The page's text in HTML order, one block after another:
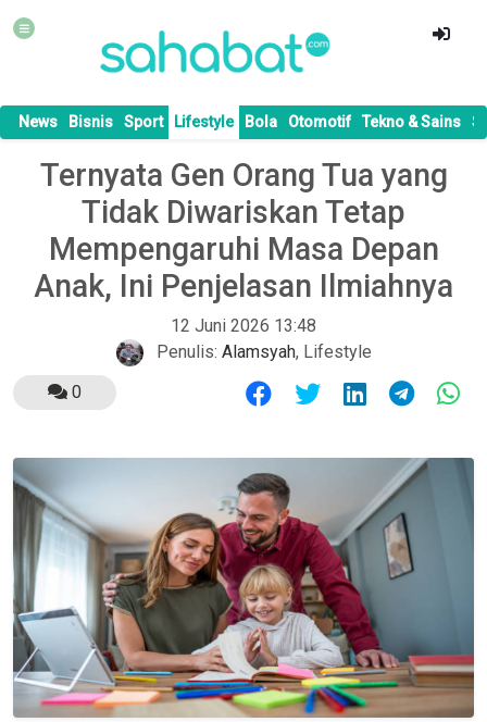
News Bisnis Sport Lifestyle Bola Otomotif Tekno & Sains
Ternyata Gen Orang Tua yang
Tidak Diwariskan Tetap
Mempengaruhi Masa Depan
Anak, Ini Penjelasan Ilmiahnya
12 Juni 2026 13:48
Penulis: Alamsyah, Lifestyle
0